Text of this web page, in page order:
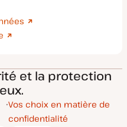
et la protection
Vos choix en matière de
confidentialité